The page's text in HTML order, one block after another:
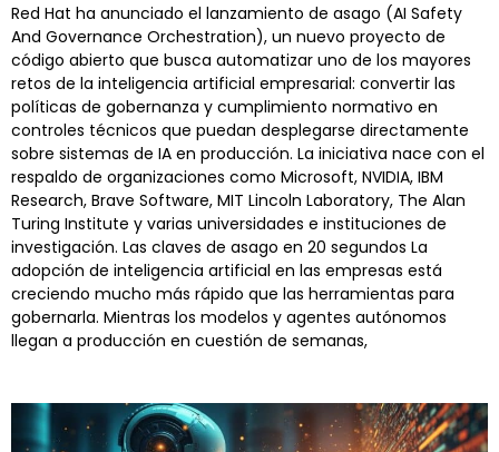
Red Hat ha anunciado el lanzamiento de asago (AI Safety
And Governance Orchestration), un nuevo proyecto de
código abierto que busca automatizar uno de los mayores
retos de la inteligencia artificial empresarial: convertir las
políticas de gobernanza y cumplimiento normativo en
controles técnicos que puedan desplegarse directamente
sobre sistemas de IA en producción. La iniciativa nace con el
respaldo de organizaciones como Microsoft, NVIDIA, IBM
Research, Brave Software, MIT Lincoln Laboratory, The Alan
Turing Institute y varias universidades e instituciones de
investigación. Las claves de asago en 20 segundos La
adopción de inteligencia artificial en las empresas está
creciendo mucho más rápido que las herramientas para
gobernarla. Mientras los modelos y agentes autónomos
llegan a producción en cuestión de semanas,